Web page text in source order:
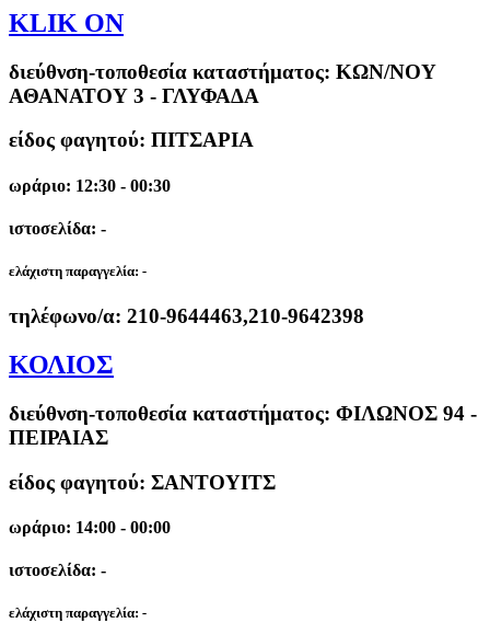
KLIK ON
διεύθνση-τοποθεσία καταστήματος: ΚΩΝ/ΝΟΥ
ΑΘΑΝΑΤΟΥ 3 - ΓΛΥΦΑΔΑ
είδος φαγητού: ΠΙΤΣΑΡΙΑ
ωράριο: 12:30 - 00:30
ιστοσελίδα: -
ελάχιστη παραγγελία: -
τηλέφωνο/α: 210-9644463,210-9642398
ΚΟΛΙΟΣ
διεύθνση-τοποθεσία καταστήματος: ΦΙΛΩΝΟΣ 94 -
ΠΕΙΡΑΙΑΣ
είδος φαγητού: ΣΑΝΤΟΥΙΤΣ
ωράριο: 14:00 - 00:00
ιστοσελίδα: -
ελάχιστη παραγγελία: -